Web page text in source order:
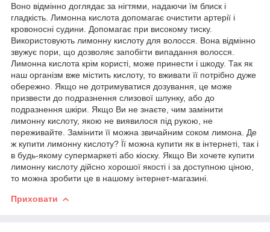
Воно відмінно доглядає за нігтями, надаючи їм блиск і
гладкість. Лимонна кислота допомагає очистити артерії і
кровоносні судини. Допомагає при високому тиску.
Використовують лимонну кислоту для волосся. Вона відмінно
звужує пори, що дозволяє запобігти випадання волосся.
Лимонна кислота крім користі, може принести і шкоду. Так як
наш організм вже містить кислоту, то вживати її потрібно дуже
обережно. Якщо не дотримуватися дозування, це може
призвести до подразнення слизової шлунку, або до
подразнення шкіри. Якщо Ви не знаєте, чим замінити
лимонну кислоту, якою не виявилося під рукою, не
переживайте. Замінити її можна звичайним соком лимона. Де
ж купити лимонну кислоту? Її можна купити як в інтернеті, так і
в будь-якому супермаркеті або кіоску. Якщо Ви хочете купити
лимонну кислоту дійсно хорошої якості і за доступною ціною,
то можна зробити це в нашому інтернет-магазині.
Приховати